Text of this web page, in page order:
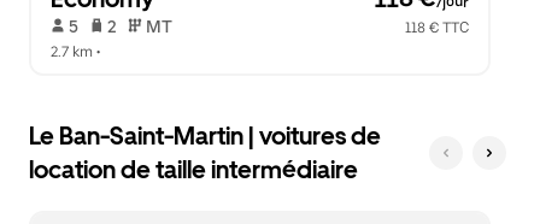
5 2 MT
118 € TTC
2.7 km •
Le Ban-Saint-Martin | voitures de
location de taille intermédiaire